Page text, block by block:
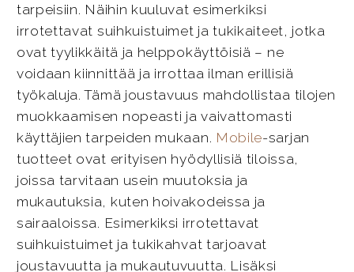
tarpeisiin. Näihin kuuluvat esimerkiksi
irrotettavat suihkuistuimet ja tukikaiteet, jotka
ovat tyylikkäitä ja helppokäyttöisiä – ne
voidaan kiinnittää ja irrottaa ilman erillisiä
työkaluja. Tämä joustavuus mahdollistaa tilojen
muokkaamisen nopeasti ja vaivattomasti
käyttäjien tarpeiden mukaan. Mobile-sarjan
tuotteet ovat erityisen hyödyllisiä tiloissa,
joissa tarvitaan usein muutoksia ja
mukautuksia, kuten hoivakodeissa ja
sairaaloissa. Esimerkiksi irrotettavat
suihkuistuimet ja tukikahvat tarjoavat
joustavuutta ja mukautuvuutta. Lisäksi